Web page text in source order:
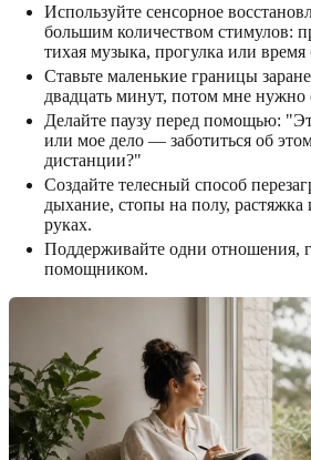
Используйте сенсорное
большим количеством стимулов:
тихая музыка, прогулка или время
Ставьте маленькие границы
двадцать минут, потом мне нужно
Делайте паузу перед помощью:
или мое дело — заботиться об
дистанции?"
Создайте телесный способ
дыхание, стопы на полу, растяжка
руках.
Поддерживайте одни отношения,
помощником.